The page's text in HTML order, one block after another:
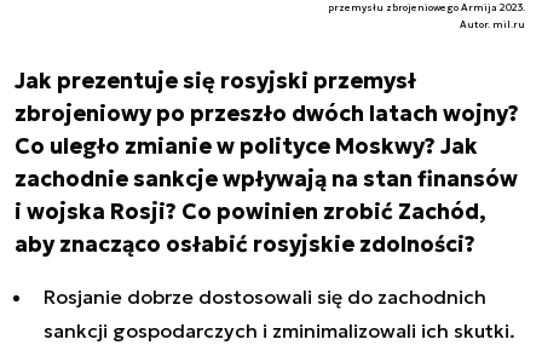
przemysłu zbrojeniowego Armija 2023.
Autor. mil.ru
Jak prezentuje się rosyjski przemysł
zbrojeniowy po przeszło dwóch latach wojny?
Co uległo zmianie w polityce Moskwy? Jak
zachodnie sankcje wpływają na stan finansów
i wojska Rosji? Co powinien zrobić Zachód,
aby znacząco osłabić rosyjskie zdolności?
Rosjanie dobrze dostosowali się do zachodnich
sankcji gospodarczych i zminimalizowali ich skutki.